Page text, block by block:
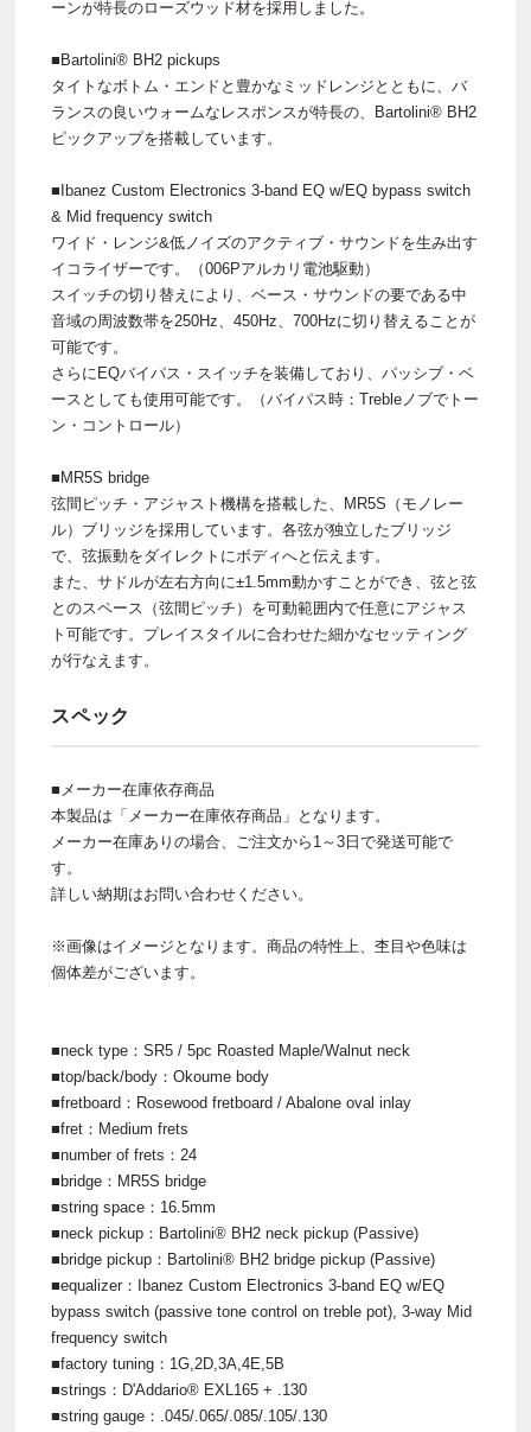
ーンが特長のローズウッド材を採用しました。
■Bartolini® BH2 pickups
タイトなボトム・エンドと豊かなミッドレンジとともに、バ
ランスの良いウォームなレスポンスが特長の、Bartolini® BH2
ピックアップを搭載しています。
■Ibanez Custom Electronics 3-band EQ w/EQ bypass switch
& Mid frequency switch
ワイド・レンジ&低ノイズのアクティブ・サウンドを生み出す
イコライザーです。（006Pアルカリ電池駆動）
スイッチの切り替えにより、ベース・サウンドの要である中
音域の周波数帯を250Hz、450Hz、700Hzに切り替えることが
可能です。
さらにEQバイパス・スイッチを装備しており、パッシブ・ベ
ースとしても使用可能です。（バイパス時：Trebleノブでトー
ン・コントロール）
■MR5S bridge
弦間ピッチ・アジャスト機構を搭載した、MR5S（モノレー
ル）ブリッジを採用しています。各弦が独立したブリッジ
で、弦振動をダイレクトにボディへと伝えます。
また、サドルが左右方向に±1.5mm動かすことができ、弦と弦
とのスペース（弦間ピッチ）を可動範囲内で任意にアジャス
ト可能です。プレイスタイルに合わせた細かなセッティング
が行なえます。
スペック
■メーカー在庫依存商品
本製品は「メーカー在庫依存商品」となります。
メーカー在庫ありの場合、ご注文から1～3日で発送可能で
す。
詳しい納期はお問い合わせください。
※画像はイメージとなります。商品の特性上、杢目や色味は
個体差がございます。
■neck type：SR5 / 5pc Roasted Maple/Walnut neck
■top/back/body：Okoume body
■fretboard：Rosewood fretboard / Abalone oval inlay
■fret：Medium frets
■number of frets：24
■bridge：MR5S bridge
■string space：16.5mm
■neck pickup：Bartolini® BH2 neck pickup (Passive)
■bridge pickup：Bartolini® BH2 bridge pickup (Passive)
■equalizer：Ibanez Custom Electronics 3-band EQ w/EQ
bypass switch (passive tone control on treble pot), 3-way Mid
frequency switch
■factory tuning：1G,2D,3A,4E,5B
■strings：D'Addario® EXL165 + .130
■string gauge：.045/.065/.085/.105/.130